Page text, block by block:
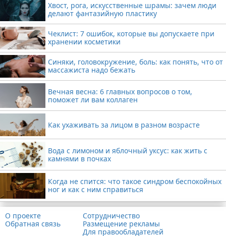
Хвост, рога, искусственные шрамы: зачем люди
делают фантазийную пластику
Чеклист: 7 ошибок, которые вы допускаете при
хранении косметики
Синяки, головокружение, боль: как понять, что от
массажиста надо бежать
Вечная весна: 6 главных вопросов о том,
поможет ли вам коллаген
Как ухаживать за лицом в разном возрасте
Вода с лимоном и яблочный уксус: как жить с
камнями в почках
Когда не спится: что такое синдром беспокойных
ног и как с ним справиться
О проекте
Обратная связь
Сотрудничество
Размещение рекламы
Для правообладателей